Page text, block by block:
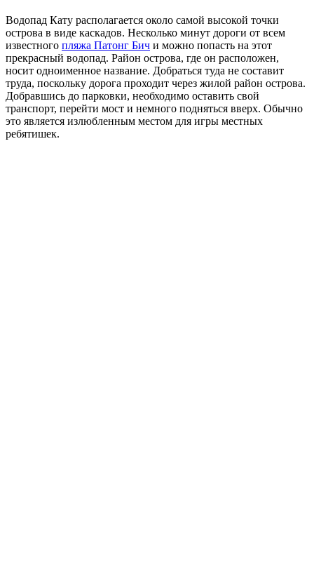
Водопад Кату располагается около самой высокой точки
острова в виде каскадов. Несколько минут дороги от всем
известного пляжа Патонг Бич и можно попасть на этот
прекрасный водопад. Район острова, где он расположен,
носит одноименное название. Добраться туда не составит
труда, поскольку дорога проходит через жилой район острова.
Добравшись до парковки, необходимо оставить свой
транспорт, перейти мост и немного подняться вверх. Обычно
это является излюбленным местом для игры местных
ребятишек.